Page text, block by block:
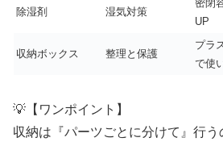
除湿剤 湿気対策
密閉
UP
収納ボックス 整理と保護
プラ
で使
💡【ワンポイント】
収納は『パーツごとに分けて』行